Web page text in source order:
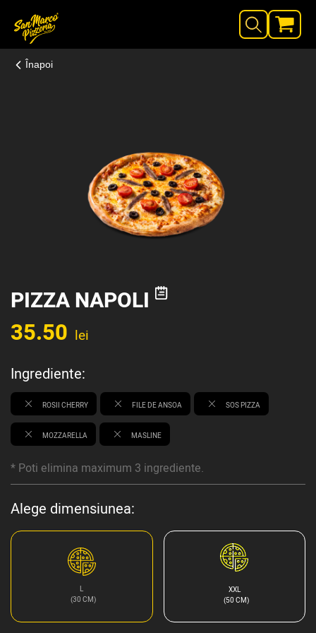
Înapoi
PIZZA NAPOLI
35.50 lei
Ingrediente:
ROSII CHERRY FILE DE ANSOA SOS PIZZA
MOZZARELLA MASLINE
* Poti elimina maximum 3 ingrediente.
Alege dimensiunea:
L
(30 CM)
XXL
(50 CM)